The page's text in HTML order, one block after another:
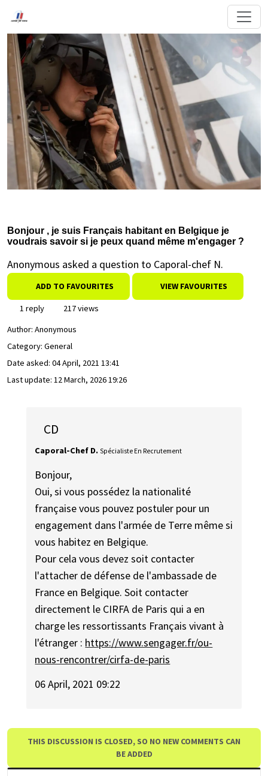
Bonjour , je suis Français habitant en Belgique je
voudrais savoir si je peux quand même m'engager ?
Anonymous asked a question to Caporal-chef N.
ADD TO FAVOURITES VIEW FAVOURITES
1 reply
217 views
Author: Anonymous
Category: General
Date asked: 04 April, 2021 13:41
Last update: 12 March, 2026 19:26
CD
Caporal-Chef D. Spécialiste En Recrutement
Bonjour,
Oui, si vous possédez la nationalité
française vous pouvez postuler pour un
engagement dans l'armée de Terre même si
vous habitez en Belgique.
Pour cela vous devez soit contacter
l'attacher de défense de l'ambassade de
France en Belgique. Soit contacter
directement le CIRFA de Paris qui a en
charge les ressortissants Français vivant à
l'étranger : https://www.sengager.fr/ou-
nous-rencontrer/cirfa-de-paris
06 April, 2021 09:22
THIS DISCUSSION IS CLOSED, SO NO NEW COMMENTS CAN
BE ADDED